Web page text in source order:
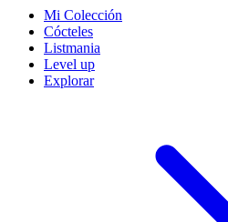
Mi Colección
Cócteles
Listmania
Level up
Explorar